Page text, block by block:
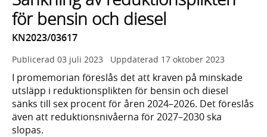
för bensin och diesel
KN2023/03617
Publicerad 03 juli 2023 Uppdaterad 17 oktober 2023
I promemorian föreslås det att kraven på minskade
utsläpp i reduktionsplikten för bensin och diesel
sänks till sex procent för åren 2024–2026. Det föreslås
även att reduktionsnivåerna för 2027–2030 ska
slopas.